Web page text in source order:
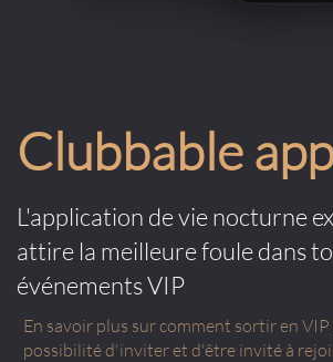
Clubbable app
L'application de vie nocturne
attire la meilleure foule dans
événements VIP
En savoir plus sur comment sortir en
possibilité d'inviter et d'être invité à